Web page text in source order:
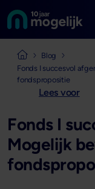
Naar de homepage
Naar de
Blog
Fonds I succesvol
fondspropositie
Lees voor
Fonds I
Mogelijk